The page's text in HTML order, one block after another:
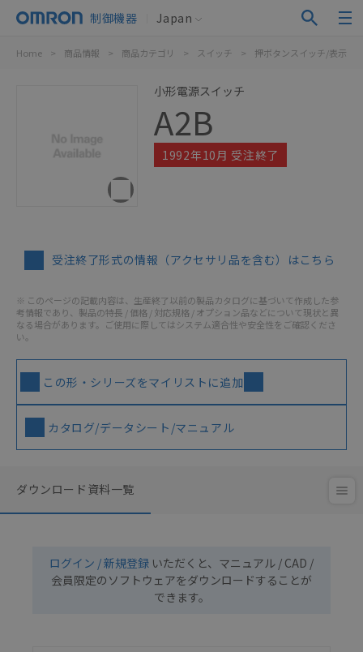
制御機器 Japan
Home > 商品情報 > 商品カテゴリ > スイッチ > 押ボタンスイッチ/表示灯
小形電源スイッチ
A2B
1992年10月 受注終了
受注終了形式の情報（アクセサリ品を含む）はこちら
※ このページの記載内容は、生産終了以前の製品カタログに基づいて作成した参
考情報であり、製品の特長 / 価格 / 対応規格 / オプション品などについて現状と異
なる場合があります。ご使用に際してはシステム適合性や安全性をご確認くださ
い。
この形・シリーズをマイリストに追加
カタログ/データシート/マニュアル
ダウンロード資料一覧
ログイン / 新規登録 いただくと、マニュアル / CAD /
会員限定のソフトウェアをダウンロードすることが
できます。